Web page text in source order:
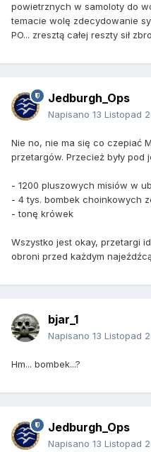
powietrznych w samoloty do
temacie wolę zdecydowanie
PO... zresztą całej reszty sił
Jedburgh_Ops
Napisano 13 Listopad
Nie no, nie ma się co czepiać
przetargów. Przecież były pod
- 1200 pluszowych misiów w
- 4 tys. bombek choinkowych
- tonę krówek
Wszystko jest okay, przetargi
obroni przed każdym
bjar_1
Napisano 13 Listopad
Hm... bombek...?
Jedburgh_Ops
Napisano 13 Listopad